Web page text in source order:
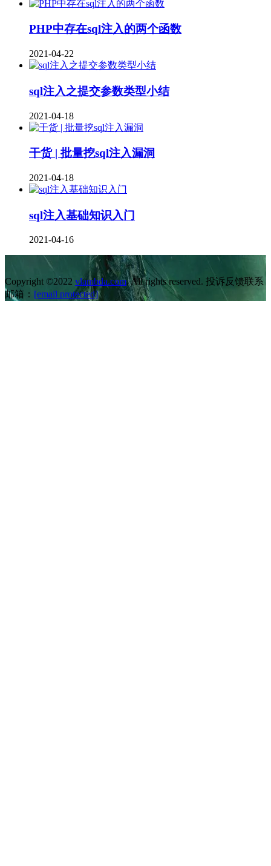
PHP中存在sql注入的两个函数
2021-04-22
sql注入之提交参数类型小结
2021-04-18
干货 | 批量挖sql注入漏洞
2021-04-18
sql注入基础知识入门
2021-04-16
Copyright ©2022 vlambda.com. All rights reserved. 投诉反馈联系
邮箱： [email protected]